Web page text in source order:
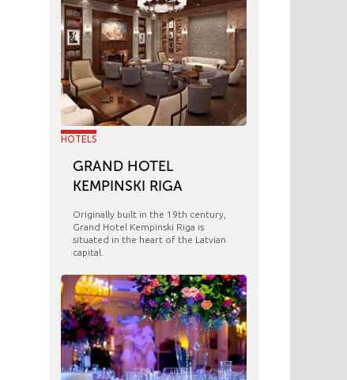
HOTELS
GRAND HOTEL
KEMPINSKI RIGA
Originally built in the 19th century,
Grand Hotel Kempinski Riga is
situated in the heart of the Latvian
capital.